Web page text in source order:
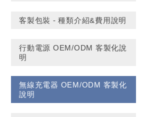
客製包裝 - 種類介紹&費用說明
行動電源 OEM/ODM 客製化說
明
無線充電器 OEM/ODM 客製化
說明